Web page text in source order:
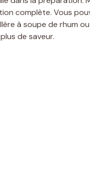
complète. Vous
à soupe de rhum
de saveur.